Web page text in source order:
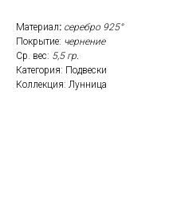
Материал: серебро 925°
Покрытие: чернение
Ср. вес: 5,5 гр.
Категория: Подвески
Коллекция: Лунница